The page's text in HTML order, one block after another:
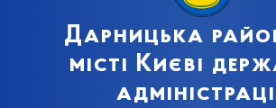
Дарницька
місті Києві